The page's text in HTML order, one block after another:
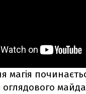
магія
оглядового